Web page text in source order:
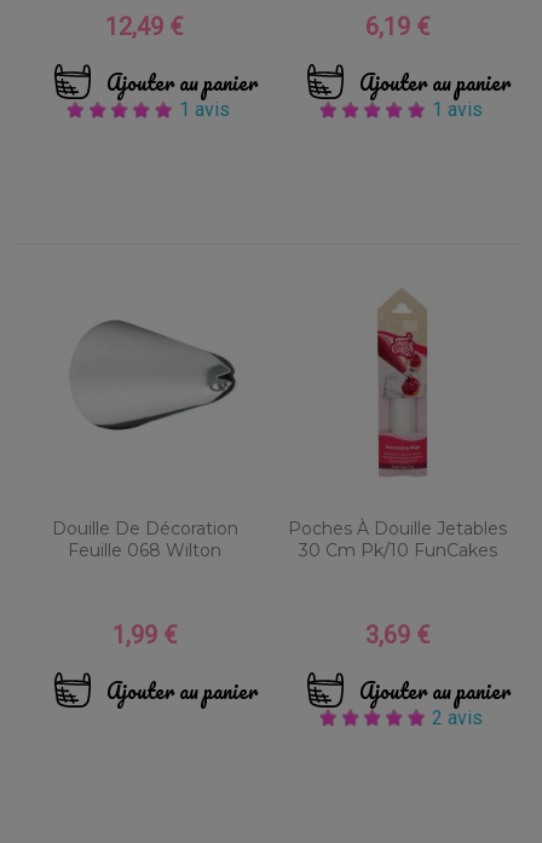
Prix
12,49 €
Ajouter au panier
1 avis
Prix
6,19 €
Ajouter au panier
1 avis
Douille De Décoration
Feuille 068 Wilton
Prix
1,99 €
Ajouter au panier
Poches À Douille Jetables
30 Cm Pk/10 FunCakes
Prix
3,69 €
Ajouter au panier
2 avis